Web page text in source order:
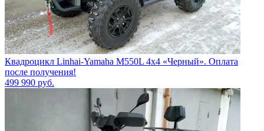
Квадроцикл Linhai-Yamaha M550L 4x4 «Черный». Оплата
после получения!
499 990 руб.